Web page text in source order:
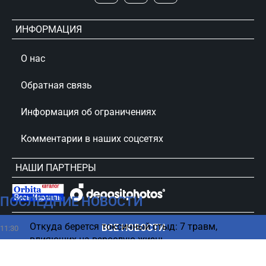
ПОСЛЕДНИЕ НОВОСТИ
11:30
Откуда берется токсичный стыд: 7 травм,
влияющих на взрослую жизнь
ВСЕ НОВОСТИ
ИНФОРМАЦИЯ
О нас
Обратная связь
Информация об ограничениях
Комментарии в наших соцсетях
НАШИ ПАРТНЕРЫ
сursorinfo.co.il © Все права защищены